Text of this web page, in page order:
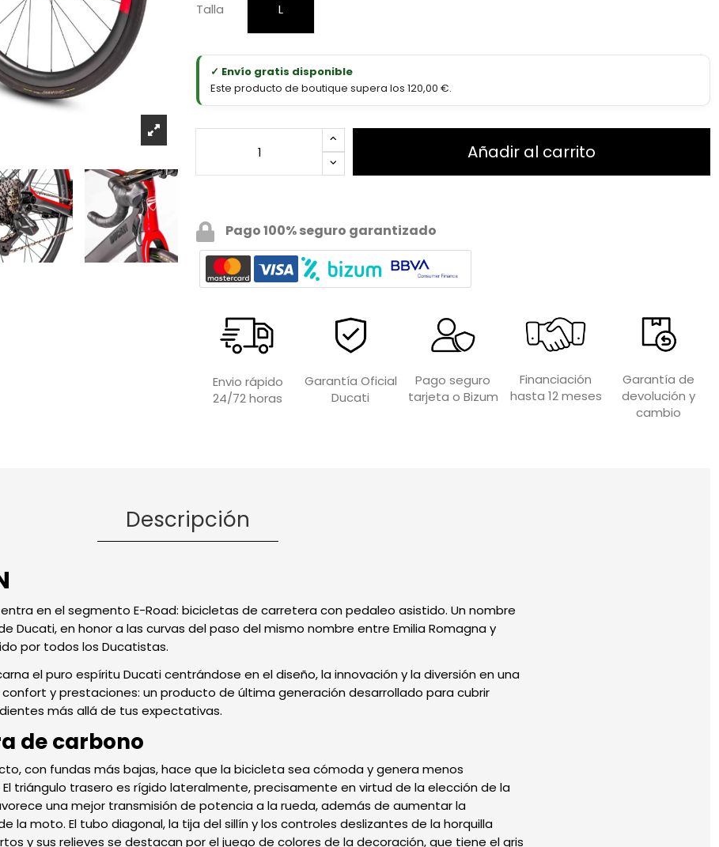
Talla L
✓ Envío gratis disponible
Este producto de boutique supera los 120,00 €.
Añadir al carrito
Pago 100% seguro garantizado
Envio rápido
24/72 horas
Garantía Oficial
Ducati
Pago seguro
tarjeta o Bizum
Financiación
hasta 12 meses
Garantía de
devolución y
cambio
Descripción
en el segmento E-Road: bicicletas de carretera con pedaleo asistido. Un nombre
Ducati, en honor a las curvas del paso del mismo nombre entre Emilia Romagna y
por todos los Ducatistas.
el puro espíritu Ducati centrándose en el diseño, la innovación y la diversión en una
y prestaciones: un producto de última generación desarrollado para cubrir
más allá de tus expectativas.
de carbono
con fundas más bajas, hace que la bicicleta sea cómoda y genera menos
triángulo trasero es rígido lateralmente, precisamente en virtud de la elección de la
una mejor transmisión de potencia a la rueda, además de aumentar la
la moto. El tubo diagonal, la tija del sillín y los controles deslizantes de la horquilla
y sus relieves se destacan por el juego de colores de la decoración, que tiene el gris